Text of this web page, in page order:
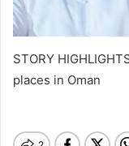
STORY
places in Oman